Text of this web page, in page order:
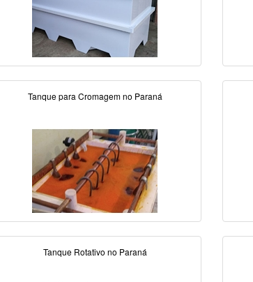
Tanque para Cromagem no Paraná
Tanque Rotativo no Paraná